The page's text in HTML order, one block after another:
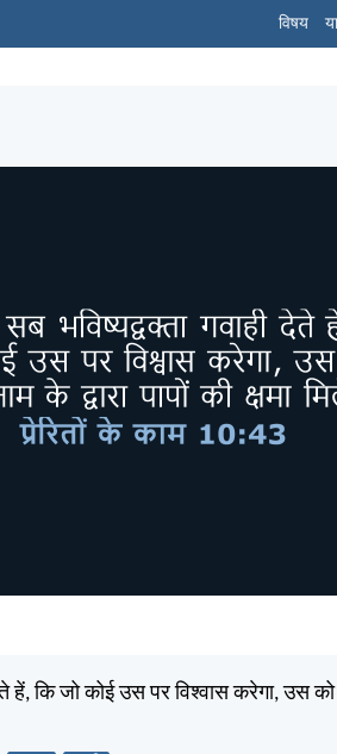
विषय
हें, कि जो कोई उस पर विश्वास करेगा, उस को